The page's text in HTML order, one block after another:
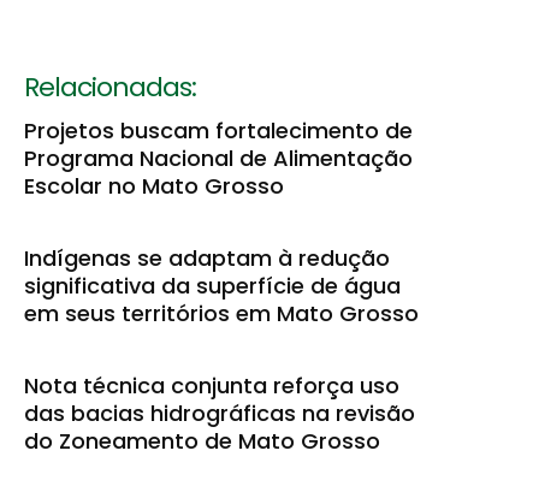
Relacionadas:
Projetos buscam fortalecimento de
Programa Nacional de Alimentação
Escolar no Mato Grosso
Indígenas se adaptam à redução
significativa da superfície de água
em seus territórios em Mato Grosso
Nota técnica conjunta reforça uso
das bacias hidrográficas na revisão
do Zoneamento de Mato Grosso